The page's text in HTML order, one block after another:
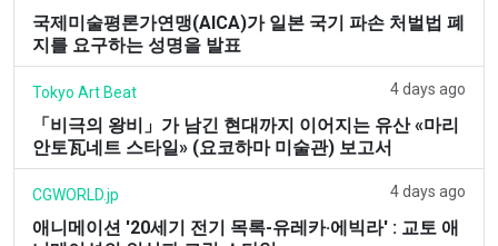
국제미술평론가연맹(AICA)가 일본 국기 파손 처벌법 폐
지를 요구하는 성명을 발표
Tokyo Art Beat 4 days ago
「비극의 왕비」가 남긴 현대까지 이어지는 유산 «마리
안토瓦네트 스타일» (요코하마 미술관) 보고서
CGWORLD.jp 4 days ago
애니메이션 '20세기 전기 목록-유레카·에빅라' : 교토 애